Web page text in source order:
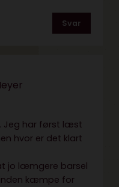
Svar
Jeg har først læst
hvor er det klart
jo læmgere barsel
kæmpe for